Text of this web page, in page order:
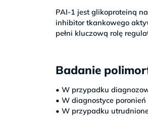
PAI-1 jest glikoproteiną
inhibitor tkankowego
pełni kluczową rolę
Badanie
• W przypadku
• W diagnostyce
• W przypadku